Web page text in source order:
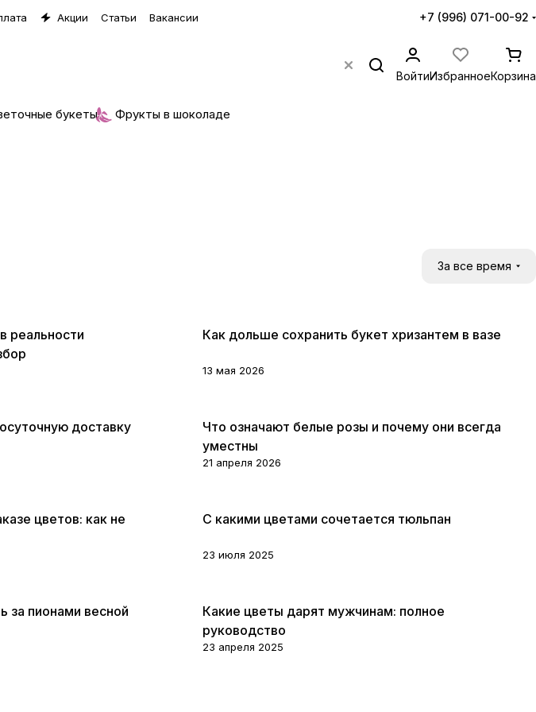
Акции Статьи Вакансии +7 (996) 071-00-92
ВойтиИзбранноеКорзина
букеты Фрукты в шоколаде
За все время
реальности
Цветы
13 мая 2026
Как дольше сохранить букет хризантем в вазе
доставку
Цветы
21 апреля 2026
Что означают белые розы и почему они всегда
уместны
цветов: как не
Цветы
23 июля 2025
С какими цветами сочетается тюльпан
за пионами весной Цветы
23 апреля 2025
Какие цветы дарят мужчинам: полное
руководство